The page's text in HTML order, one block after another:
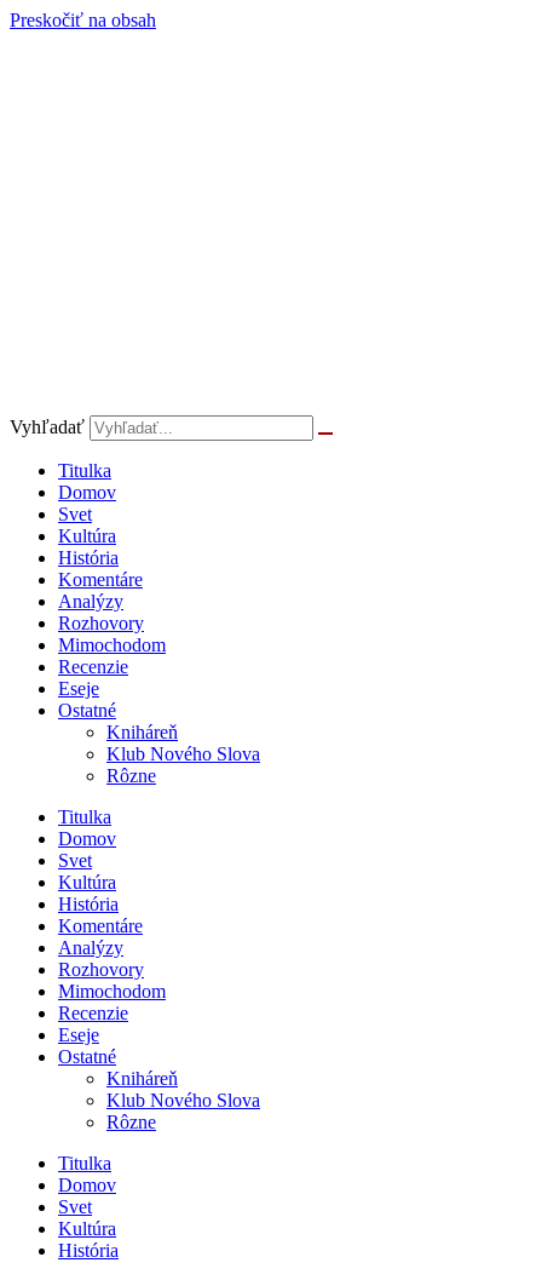
Preskočiť na obsah
Vyhľadať
Titulka
Domov
Svet
Kultúra
História
Komentáre
Analýzy
Rozhovory
Mimochodom
Recenzie
Eseje
Ostatné
Kniháreň
Klub Nového Slova
Rôzne
Titulka
Domov
Svet
Kultúra
História
Komentáre
Analýzy
Rozhovory
Mimochodom
Recenzie
Eseje
Ostatné
Kniháreň
Klub Nového Slova
Rôzne
Titulka
Domov
Svet
Kultúra
História